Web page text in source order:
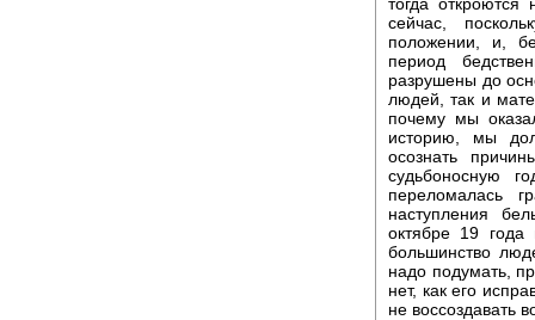
сейчас,
положении, и,
период
разрушены до
людей, так и
почему мы
историю, мы
осознать
судьбоносную
переломалась
наступления
октябре 19 года
большинство
надо подумать,
нет, как его
не воссоздавать